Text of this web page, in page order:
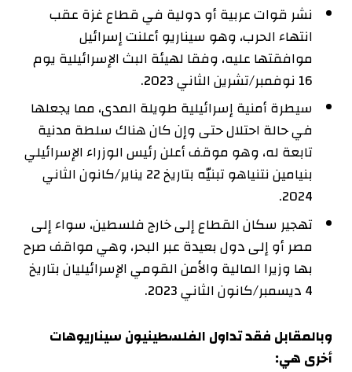
نشر قوات عربية أو دولية في قطاع غزة عقب
انتهاء الحرب، وهو سيناريو أعلنت إسرائيل
موافقتها عليه، وفقا لهيئة البث الإسرائيلية يوم
16 نوفمبر/تشرين الثاني 2023.
سيطرة أمنية إسرائيلية طويلة المدى، مما يجعلها
في حالة احتلال حتى وإن كان هناك سلطة مدنية
تابعة له، وهو موقف أعلن رئيس الوزراء الإسرائيلي
بنيامين نتنياهو تبنيّه بتاريخ 22 يناير/كانون الثاني
2024.
تهجير سكان القطاع إلى خارج فلسطين، سواء إلى
مصر أو إلى دول بعيدة عبر البحر، وهي مواقف صرح
بها وزيرا المالية والأمن القومي الإسرائيليان بتاريخ
4 ديسمبر/كانون الثاني 2023.
وبالمقابل فقد تداول الفلسطينيون سيناريوهات
أخرى هي: